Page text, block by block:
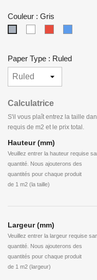
Couleur : Gris
Paper Type : Ruled
Calculatrice
S'il vous plaît entrez la taille
requis de m2 et le prix total.
Hauteur (mm)
Veuillez entrer la hauteur requise
quantité. Nous ajouterons des
quantités pour chaque produit
de 1 m2 (la taille)
Largeur (mm)
Veuillez entrer la largeur requise
quantité. Nous ajouterons des
quantités pour chaque produit
de 1 m2 (largeur)